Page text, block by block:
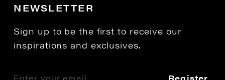
NEWSLETTER
Sign up to be the first to receive our
inspirations and exclusives.